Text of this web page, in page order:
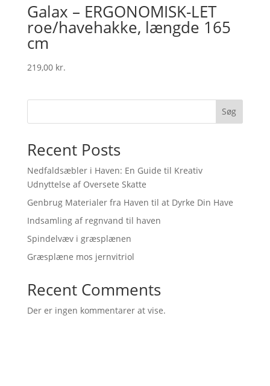
Galax – ERGONOMISK-LET
roe/havehakke, længde 165
cm
219,00 kr.
Søg
Recent Posts
Nedfaldsæbler i Haven: En Guide til Kreativ
Udnyttelse af Oversete Skatte
Genbrug Materialer fra Haven til at Dyrke Din Have
Indsamling af regnvand til haven
Spindelvæv i græsplænen
Græsplæne mos jernvitriol
Recent Comments
Der er ingen kommentarer at vise.